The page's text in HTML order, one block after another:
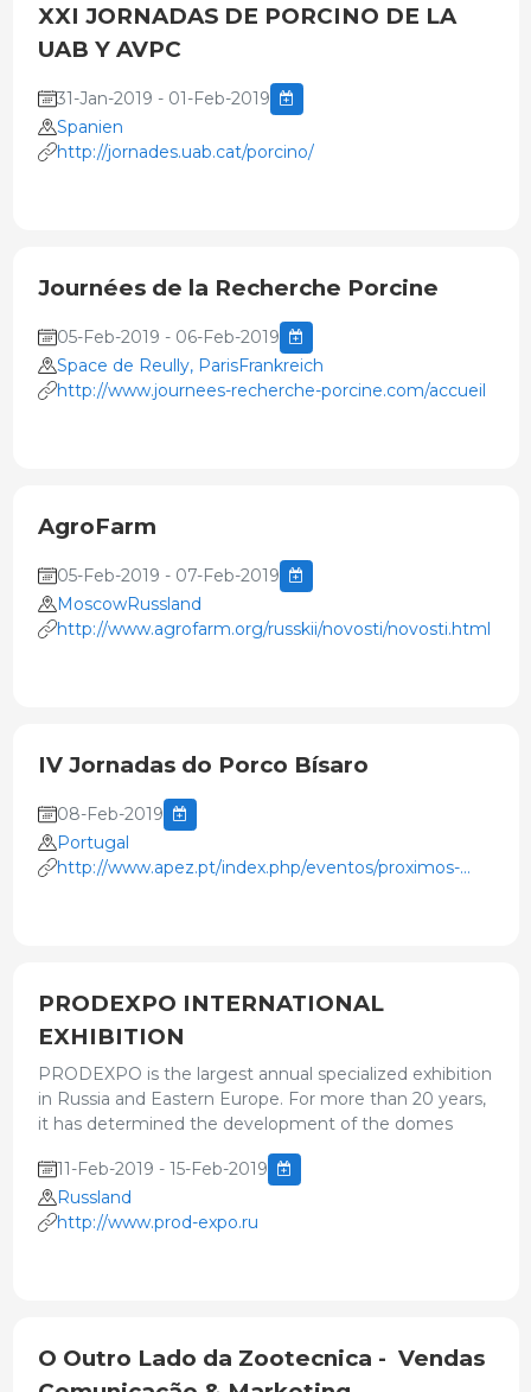
XXI JORNADAS DE PORCINO DE LA
UAB Y AVPC
31-Jan-2019 - 01-Feb-2019
Spanien
http://jornades.uab.cat/porcino/
Journées de la Recherche Porcine
05-Feb-2019 - 06-Feb-2019
Space de Reully, ParisFrankreich
http://www.journees-recherche-porcine.com/accueil
AgroFarm
05-Feb-2019 - 07-Feb-2019
MoscowRussland
http://www.agrofarm.org/russkii/novosti/novosti.html
IV Jornadas do Porco Bísaro
08-Feb-2019
Portugal
http://www.apez.pt/index.php/eventos/proximos-
PRODEXPO INTERNATIONAL
EXHIBITION
PRODEXPO is the largest annual specialized exhibition
in Russia and Eastern Europe. For more than 20 years,
it has determined the development of the domes
11-Feb-2019 - 15-Feb-2019
Russland
http://www.prod-expo.ru
O Outro Lado da Zootecnica - Vendas